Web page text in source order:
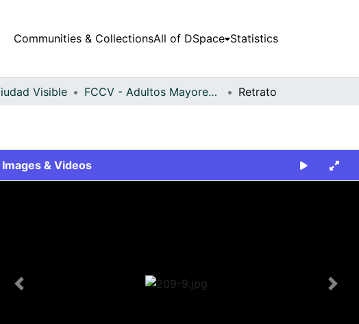
Communities & CollectionsAll of DSpace Statistics
Visible FCCV - Adultos Mayores - Patrimonial Retrato
Images & Videos
Previous Next